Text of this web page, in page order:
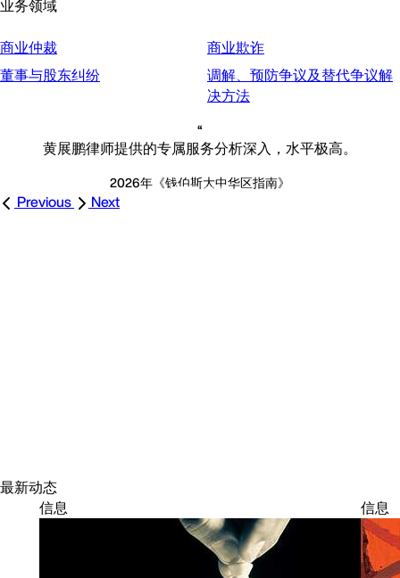
业务领域
商业仲裁
商业欺诈
董事与股东纠纷
调解、预防争议及替代争议解
决方法
黄展鹏律师提供的专属服务分析深入，水平极高。
2026年《钱伯斯大中华区指南》
Previous Next
最新动态
信息
信息